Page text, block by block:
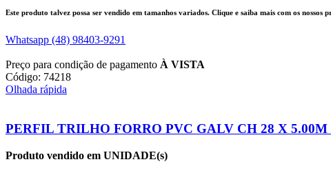
Este produto talvez possa ser vendido em tamanhos variados. Clique e saiba mais com os nossos
Whatsapp (48) 98403-9291
Preço para condição de pagamento À VISTA
Código: 74218
Olhada rápida
PERFIL TRILHO FORRO PVC GALV CH 28 X 5.00M
Produto vendido em UNIDADE(s)